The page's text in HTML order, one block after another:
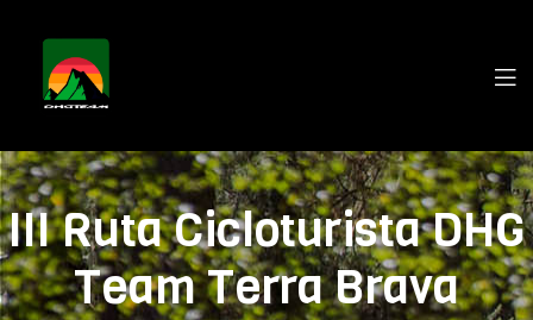
III Ruta Cicloturista DHG
Team Terra Brava